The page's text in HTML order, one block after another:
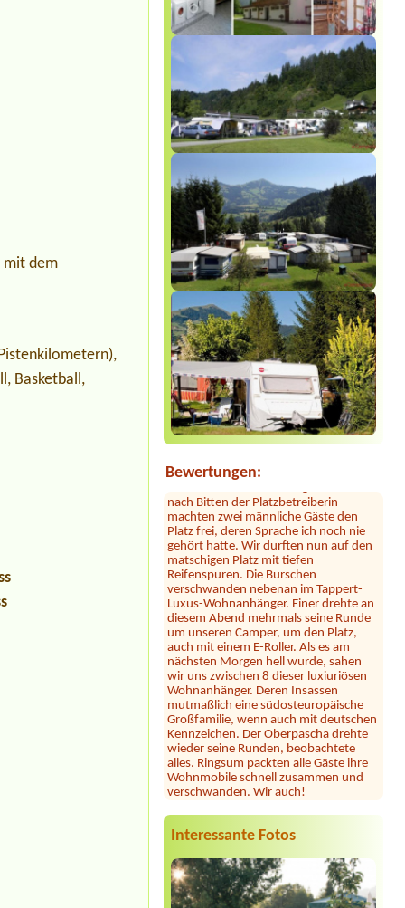
Bewertungen:
Sylvia Vodel***
Die Bilder mit dem See täuschen. Der
See liegt ein Stück entfernt. Dafür ist
das Camping nah an der Autobahn.
Der Hammer kommt jetzt: dort hauste
war mit 2 Kleinbussen zugestellt. Erst
nach Bitten der Platzbetreiberin
machten zwei männliche Gäste den
Platz frei, deren Sprache ich noch nie
gehört hatte. Wir durften nun auf den
matschigen Platz mit tiefen
Reifenspuren. Die Burschen
verschwanden nebenan im Tappert-
Luxus-Wohnanhänger. Einer drehte an
diesem Abend mehrmals seine Runde
um unseren Camper, um den Platz,
auch mit einem E-Roller. Als es am
nächsten Morgen hell wurde, sahen
wir uns zwischen 8 dieser luxiuriösen
Wohnanhänger. Deren Insassen
mutmaßlich eine südosteuropäische
Großfamilie, wenn auch mit deutschen
Kennzeichen. Der Oberpascha drehte
wieder seine Runden, beobachtete
alles. Ringsum packten alle Gäste ihre
Wohnmobile schnell zusammen und
verschwanden. Wir auch!
Julia*****
Dieser Campingplatz ist wunderschön
gelegen direkt am See mit großer
Liegewiese und tollem Seezugang. Die
Sanitäranlagen sind sehr großzügig und
sauber. Seit heuer gibt es samstags
Feuerkörbe und Stockbrot am Strand
... unsere Kinder und auch wir
Interessante Fotos
mit dem
Basketball,